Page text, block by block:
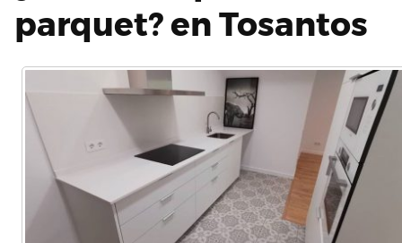
parquet? en Tosantos